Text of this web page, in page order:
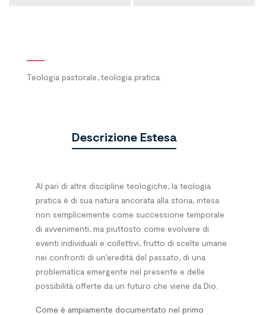
Teologia pastorale, teologia pratica
Descrizione Estesa
Al pari di altre discipline teologiche, la teologia
pratica è di sua natura ancorata al­la storia, intesa
non semplicemente come successione temporale
di avvenimenti, ma piuttosto come evolvere di
eventi individuali e col­lettivi, frutto di scelte umane
nei confronti di un’eredità del passato, di una
problematica emergente nel presente e del­le
possibilità offerte da un futuro che viene da Dio.
Come è ampiamente documentato nel primo